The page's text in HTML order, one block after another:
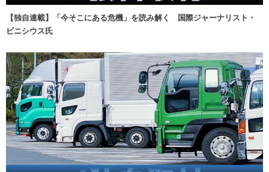
【独自連載】「今そこにある危機」を読み解く 国際ジャーナリスト・
ビニシウス氏